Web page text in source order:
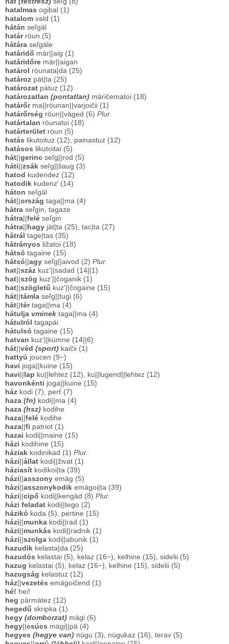
hatalmas ogibal (1)
hatalom vald (1)
hátán seľgäl
határ röun (5)
hátára seľgäle
határidő mär||aig (1)
határidőre mär||aigan
határol röunata|da (25)
határoz pät|ta (25)
határozat pätuz (12)
határozatlan (pontatlan) märičematoi (18)
határőr ma||röunan||varjoičii (1)
határőrség röun||väged (6) Plur.
határtalan röunatoi (18)
határterület röun (5)
hatás likutoituz (12), painastuz (12)
hatásos likutoitai (5)
hát gerinc seľg||rod (5)
háti zsák seľg||šaug (3)
hatod kudendez (12)
hatodik kudenz’ (14)
háton seľgäl
hát ország taga||ma (4)
hátra seľgin, tagaze
hátra felé seľgin
hátra
hagy jät|ta (25), tac|ta (27)
hátrál tage|tas (35)
hátrányos ližatoi (18)
hátsó tagaine (15)
hátsó agy seľg||aivod (2) Plur.
hat száz kuz’||sadad (14||1)
hat szög kuz’||čoganik (1)
hat szögletű kuz’||čogaine (15)
hát támla seľg||tugi (6)
hát tér taga||ma (4)
hátulja vminek taga||ma (4)
hátulról tagapäi
hátulsó tagaine (15)
hatvan kuz’||kümne (14||6)
hát véd (sport) kaičii (1)
hattyú joucen (9−)
havi joga||kuine (15)
havi
lap ku||lehtez (12), ku||lugend||lehtez (12)
havonkénti joga||kuine (15)
ház kodi (7), perť (7)
haza (fn) kodi||ma (4)
haza (hsz) kodihe
haza felé kodihe
haza fi patriot (1)
hazai kodi||maine (15)
házi kodihine (15)
háziak kodinikad (1) Plur.
házi állat kodi||živat (1)
háziasít kodikoi|ta (39)
házi asszony emäg (5)
házi asszonykodik emägoi|ta (39)
házi cipő kodi||kengäd (8) Plur.
házi feladat kodi||tego (2)
házikó koda (5), pertine (15)
házi
munka kodi||rad (1)
házi
munkás kodi||radnik (1)
házi szolga kodi||abunik (1)
hazudik kelasta|da (25)
hazudós kelastai (5), kelaz (16−), kelhine (15), sidelii (5)
hazug kelastai (5), kelaz (16−), kelhine (15), sidelii (5)
hazugság kelastuz (12)
ház vezetés emägoičend (1)
hé! hei!
heg pärmätez (12)
hegedű skripka (1)
hegy (domborzat) mägi (6)
hegy csúcs mägi||pä (4)
hegyes (hegye van) nügu (3), nügukaz (16), terav (5)